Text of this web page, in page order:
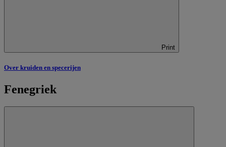
Print
Over kruiden en specerijen
Fenegriek